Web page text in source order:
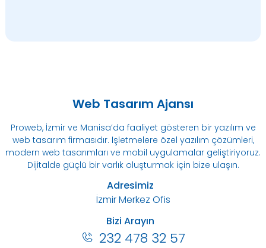
Web Tasarım Ajansı
Proweb, İzmir ve Manisa’da faaliyet gösteren bir yazılım ve
web tasarım firmasıdır. İşletmelere özel yazılım çözümleri,
modern web tasarımları ve mobil uygulamalar geliştiriyoruz.
Dijitalde güçlü bir varlık oluşturmak için bize ulaşın.
Adresimiz
İzmir Merkez Ofis
Bizi Arayın
232 478 32 57